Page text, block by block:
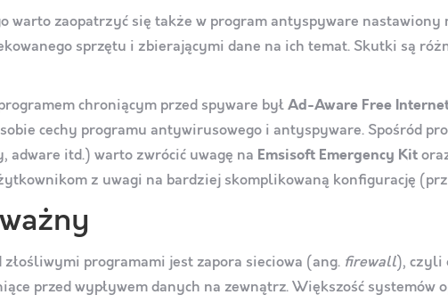
warto zaopatrzyć się także w program antyspyware nastawiony
sprzętu i zbierającymi dane na ich temat. Skutki są
chroniącym przed spyware był Ad-Aware Free
sobie cechy programu antywirusowego i antyspyware. Spośród
itd.) warto zwrócić uwagę na Emsisoft Emergency Kit
z uwagi na bardziej skomplikowaną konfigurację
programami jest zapora sieciowa (ang. firewall), czyli
przed wypływem danych na zewnątrz. Większość